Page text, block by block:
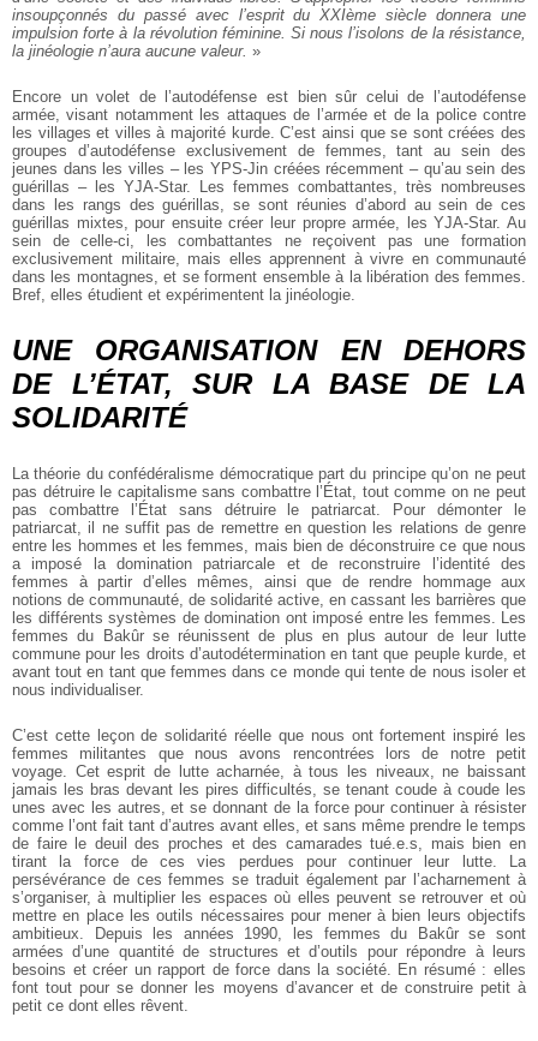
insoupçonnés du passé avec l’esprit du XXIème siècle donnera une
impulsion forte à la révolution féminine. Si nous l’isolons de la résistance,
la jinéologie n’aura aucune valeur. »
Encore un volet de l’autodéfense est bien sûr celui de l’autodéfense
armée, visant notamment les attaques de l’armée et de la police contre
les villages et villes à majorité kurde. C’est ainsi que se sont créées des
groupes d’autodéfense exclusivement de femmes, tant au sein des
jeunes dans les villes – les YPS-Jin créées récemment – qu’au sein des
guérillas – les YJA-Star. Les femmes combattantes, très nombreuses
dans les rangs des guérillas, se sont réunies d’abord au sein de ces
guérillas mixtes, pour ensuite créer leur propre armée, les YJA-Star. Au
sein de celle-ci, les combattantes ne reçoivent pas une formation
exclusivement militaire, mais elles apprennent à vivre en communauté
dans les montagnes, et se forment ensemble à la libération des femmes.
Bref, elles étudient et expérimentent la jinéologie.
UNE ORGANISATION EN DEHORS
DE L’ÉTAT, SUR LA BASE DE LA
SOLIDARITÉ
La théorie du confédéralisme démocratique part du principe qu’on ne peut
pas détruire le capitalisme sans combattre l’État, tout comme on ne peut
pas combattre l’État sans détruire le patriarcat. Pour démonter le
patriarcat, il ne suffit pas de remettre en question les relations de genre
entre les hommes et les femmes, mais bien de déconstruire ce que nous
a imposé la domination patriarcale et de reconstruire l’identité des
femmes à partir d’elles mêmes, ainsi que de rendre hommage aux
notions de communauté, de solidarité active, en cassant les barrières que
les différents systèmes de domination ont imposé entre les femmes. Les
femmes du Bakûr se réunissent de plus en plus autour de leur lutte
commune pour les droits d’autodétermination en tant que peuple kurde, et
avant tout en tant que femmes dans ce monde qui tente de nous isoler et
nous individualiser.
C’est cette leçon de solidarité réelle que nous ont fortement inspiré les
femmes militantes que nous avons rencontrées lors de notre petit
voyage. Cet esprit de lutte acharnée, à tous les niveaux, ne baissant
jamais les bras devant les pires difficultés, se tenant coude à coude les
unes avec les autres, et se donnant de la force pour continuer à résister
comme l’ont fait tant d’autres avant elles, et sans même prendre le temps
de faire le deuil des proches et des camarades tué.e.s, mais bien en
tirant la force de ces vies perdues pour continuer leur lutte. La
persévérance de ces femmes se traduit également par l’acharnement à
s’organiser, à multiplier les espaces où elles peuvent se retrouver et où
mettre en place les outils nécessaires pour mener à bien leurs objectifs
ambitieux. Depuis les années 1990, les femmes du Bakûr se sont
armées d’une quantité de structures et d’outils pour répondre à leurs
besoins et créer un rapport de force dans la société. En résumé : elles
font tout pour se donner les moyens d’avancer et de construire petit à
petit ce dont elles rêvent.